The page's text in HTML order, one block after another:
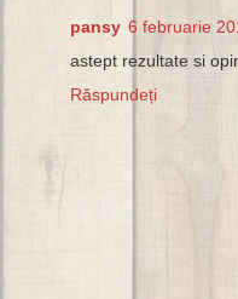
pansy 6 februarie
astept rezultate si
Răspundeți